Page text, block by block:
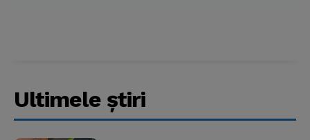
Ultimele ştiri